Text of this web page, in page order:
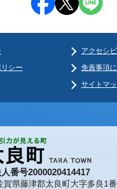
アクセシ
シー
免責事項
サイトマ
番号2000020414417
賀県藤津郡太良町大字多良1